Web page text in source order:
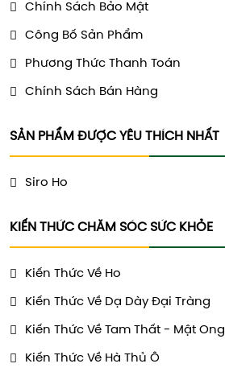
Chính Sách Bảo Mật
Công Bố Sản Phẩm
Phương Thức Thanh Toán
Chính Sách Bán Hàng
SẢN PHẨM ĐƯỢC YÊU THÍCH NHẤT
Siro Ho
KIẾN THỨC CHĂM SÓC SỨC KHỎE
Kiến Thức Về Ho
Kiến Thức Về Dạ Dày Đại Tràng
Kiến Thức Về Tam Thất - Mật Ong
Kiến Thức Về Hà Thủ Ô